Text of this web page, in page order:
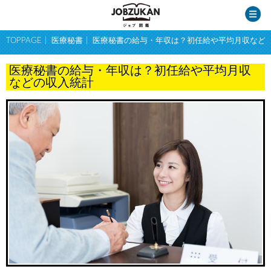
TOPPAGE 医療秘書 医療秘書の給与・年収は？初任給や平均月収など
医療秘書の給与・年収は？初任給や平均月収
などの収入統計